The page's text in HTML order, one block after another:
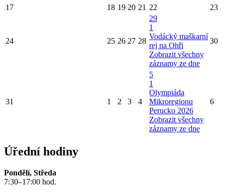
17
18 19 20 21 22 23
24 25 26 27 28
29
1
Vodácký maškarní
rej na Ohři
Zobrazit všechny
záznamy ze dne
30
31 1 2 3 4
5
1
Olympiáda
Mikroregionu
Perucko 2026
Zobrazit všechny
záznamy ze dne
6
Úřední hodiny
Pondělí, Středa
7:30–17:00 hod.